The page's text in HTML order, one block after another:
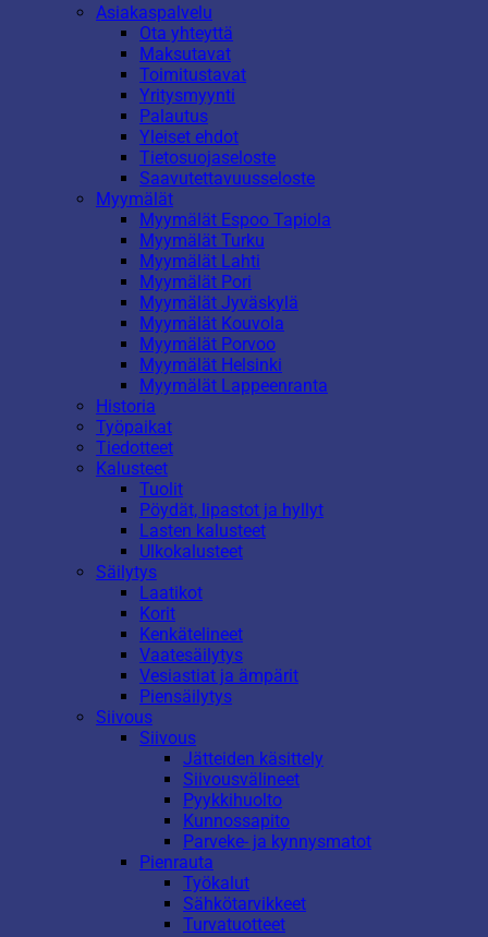
Asiakaspalvelu
Ota yhteyttä
Maksutavat
Toimitustavat
Yritysmyynti
Palautus
Yleiset ehdot
Tietosuojaseloste
Saavutettavuusseloste
Myymälät
Myymälät Espoo Tapiola
Myymälät Turku
Myymälät Lahti
Myymälät Pori
Myymälät Jyväskylä
Myymälät Kouvola
Myymälät Porvoo
Myymälät Helsinki
Myymälät Lappeenranta
Historia
Työpaikat
Tiedotteet
Kalusteet
Tuolit
Pöydät, lipastot ja hyllyt
Lasten kalusteet
Ulkokalusteet
Säilytys
Laatikot
Korit
Kenkätelineet
Vaatesäilytys
Vesiastiat ja ämpärit
Piensäilytys
Siivous
Siivous
Jätteiden käsittely
Siivousvälineet
Pyykkihuolto
Kunnossapito
Parveke- ja kynnysmatot
Pienrauta
Työkalut
Sähkötarvikkeet
Turvatuotteet